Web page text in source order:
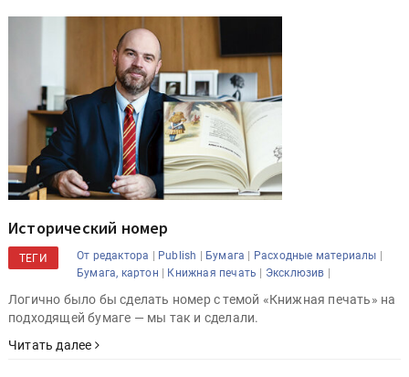
Исторический номер
ТЕГИ От редактора | Publish | Бумага | Расходные материалы |
Бумага, картон | Книжная печать | Эксклюзив |
Логично было бы сделать номер с темой «Книжная печать» на
подходящей бумаге — мы так и сделали.
Читать далее